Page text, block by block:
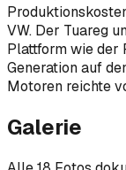
VW. Der Tuareg
Plattform wie der
Generation auf
Motoren reichte
Galerie